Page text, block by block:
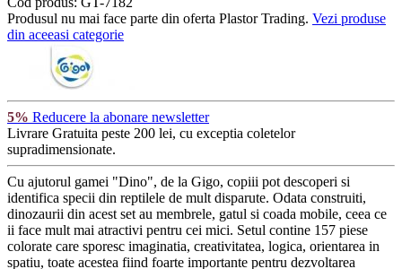
Produsul nu mai face parte din oferta Plastor Trading. Vezi produse
din aceeasi categorie
5% Reducere la abonare newsletter
Livrare Gratuita peste 200 lei, cu exceptia coletelor
supradimensionate.
Cu ajutorul gamei "Dino", de la Gigo, copiii pot descoperi si
identifica specii din reptilele de mult disparute. Odata construiti,
dinozaurii din acest set au membrele, gatul si coada mobile, ceea ce
ii face mult mai atractivi pentru cei mici. Setul contine 157 piese
colorate care sporesc imaginatia, creativitatea, logica, orientarea in
spatiu, toate acestea fiind foarte importante pentru dezvoltarea